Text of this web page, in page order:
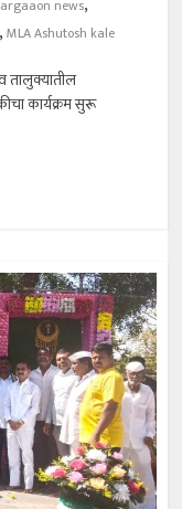
news
,MLA Ashutosh kale
तालुक्यातील
कार्यक्रम सुरू